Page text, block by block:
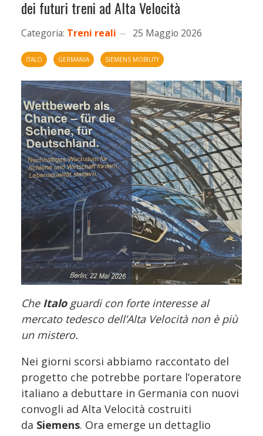
dei futuri treni ad Alta Velocità
Categoria: Treni reali 25 Maggio 2026
ITALO GERMANIA SIEMENS MOBILITY
Che Italoguardi con forte interesse al
mercato tedesco dell’Alta Velocità non è più
un mistero.
Nei giorni scorsi abbiamo raccontato del
progetto che potrebbe portare l’operatore
italiano a debuttare in Germania con nuovi
convogli ad Alta Velocità costruiti
da Siemens. Ora emerge un dettaglio